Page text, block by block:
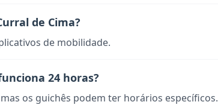
de Cima?
de mobilidade.
24 horas?
os guichês podem ter horários específicos.